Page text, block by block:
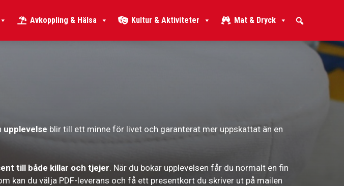
Avkoppling & Hälsa Kultur & Aktiviteter Mat & Dryck
upplevelse blir till ett minne för livet och garanterat mer uppskattat än en
till både killar och tjejer. När du bokar upplevelsen får du normalt en fin
kan du välja PDF-leverans och få ett presentkort du skriver ut på mailen